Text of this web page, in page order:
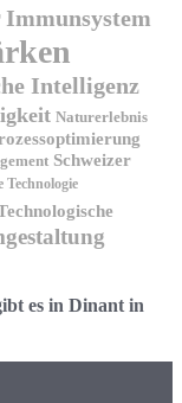
Immunsystem
Intelligenz
Naturerlebnis
Schweizer
Technologie
es in Dinant in